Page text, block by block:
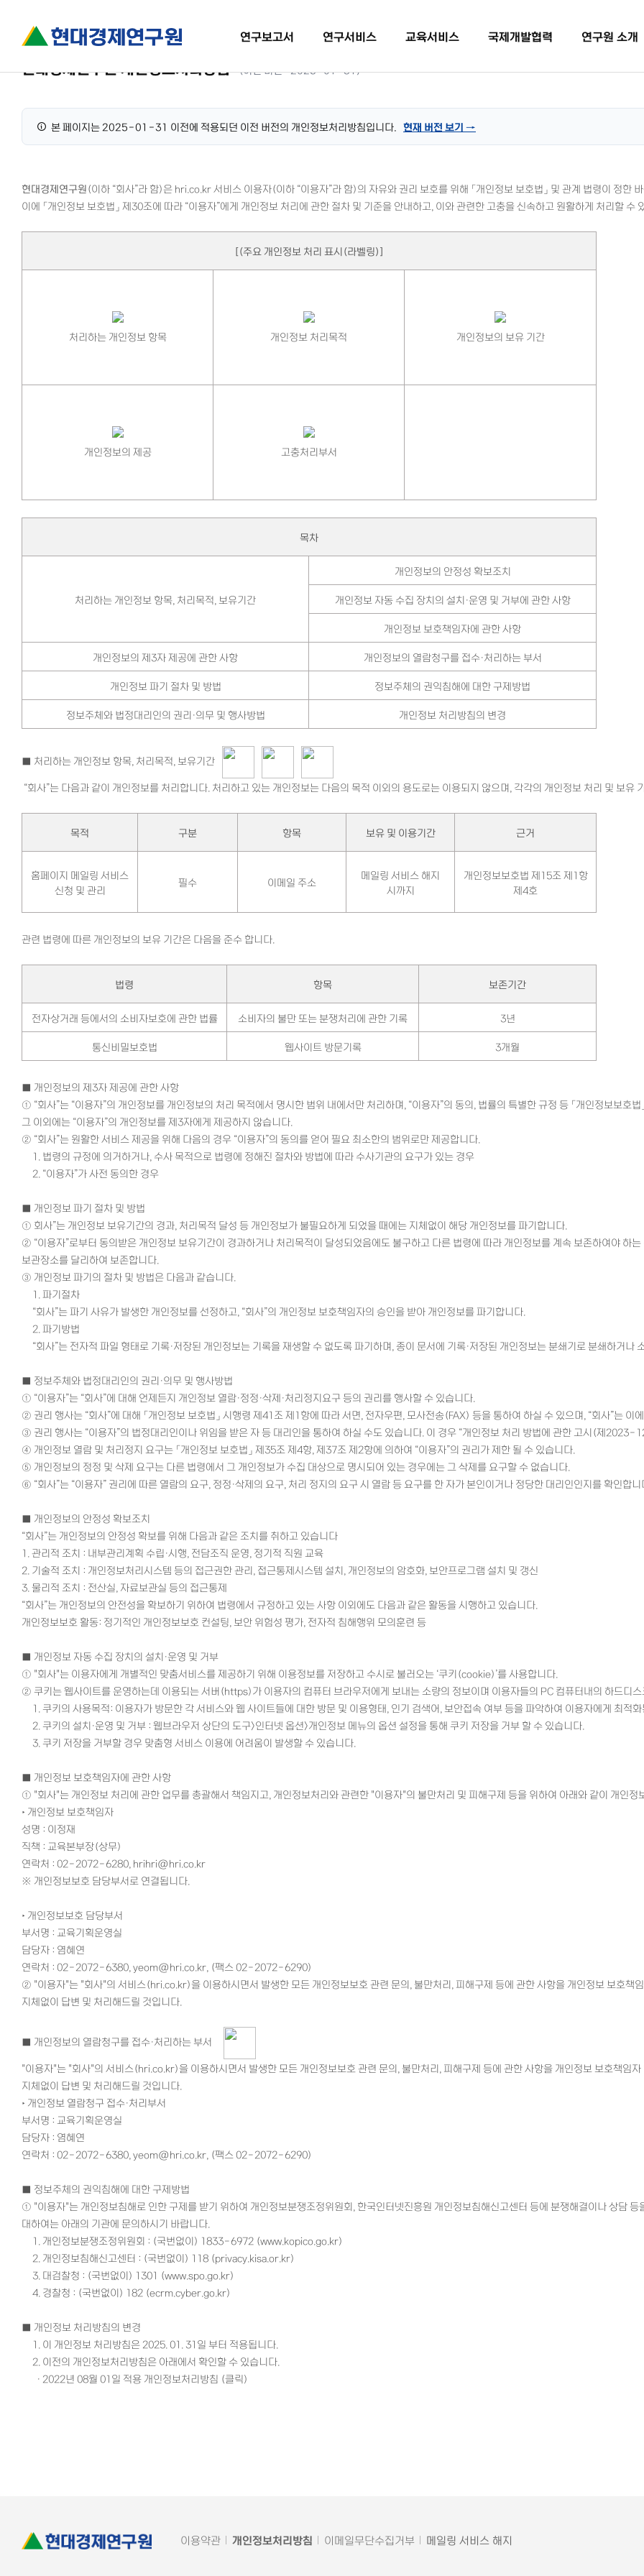
연구보고서 연구서비스 교육서비스 국제개발협력 연구원 소개
현대경제연구원 개인정보처리방침 (이전 버전·2025-01-31)
본 페이지는 2025-01-31 이전에 적용되던 이전 버전의 개인정보처리방침입니다. 현재 버전 보기 →
현대경제연구원(이하 “회사”라 함)은 hri.co.kr 서비스 이용자(이하 “이용자”라 함)의 자유와 권리 보호를 위해 「개인정보 보호법」 및 관계 법령이 정
이에 「개인정보 보호법」 제30조에 따라 “이용자”에게 개인정보 처리에 관한 절차 및 기준을 안내하고, 이와 관련한 고충을 신속하고 원활하게 처리할
[(주요 개인정보 처리 표시(라벨링)]
처리하는 개인정보 항목 개인정보 처리목적 개인정보의 보유 기간
개인정보의 제공 고충처리부서
목차
처리하는 개인정보 항목, 처리목적, 보유기간
개인정보의 안정성 확보조치
개인정보 자동 수집 장치의 설치·운영 및 거부에 관한 사항
개인정보 보호책임자에 관한 사항
개인정보의 제3자 제공에 관한 사항 개인정보의 열람청구를 접수·처리하는 부서
개인정보 파기 절차 및 방법 정보주체의 권익침해에 대한 구제방법
정보주체와 법정대리인의 권리·의무 및 행사방법 개인정보 처리방침의 변경
■ 처리하는 개인정보 항목, 처리목적, 보유기간
“회사”는 다음과 같이 개인정보를 처리합니다. 처리하고 있는 개인정보는 다음의 목적 이외의 용도로는 이용되지 않으며, 각각의 개인정보 처리 및 보유
목적 구분 항목 보유 및 이용기간 근거
홈페이지 메일링 서비스
신청 및 관리
필수 이메일 주소
메일링 서비스 해지
시까지
개인정보보호법 제15조 제1항
제4호
관련 법령에 따른 개인정보의 보유 기간은 다음을 준수 합니다.
법령 항목 보존기간
전자상거래 등에서의 소비자보호에 관한 법률 소비자의 불만 또는 분쟁처리에 관한 기록 3년
통신비밀보호법 웹사이트 방문기록 3개월
■ 개인정보의 제3자 제공에 관한 사항
① “회사”는 “이용자”의 개인정보를 개인정보의 처리 목적에서 명시한 범위 내에서만 처리하며, “이용자”의 동의, 법률의 특별한 규정 등 「개인정보보호
그 이외에는 “이용자”의 개인정보를 제3자에게 제공하지 않습니다.
② “회사”는 원활한 서비스 제공을 위해 다음의 경우 “이용자”의 동의를 얻어 필요 최소한의 범위로만 제공합니다.
1. 법령의 규정에 의거하거나, 수사 목적으로 법령에 정해진 절차와 방법에 따라 수사기관의 요구가 있는 경우
2. “이용자”가 사전 동의한 경우
■ 개인정보 파기 절차 및 방법
① 회사”는 개인정보 보유기간의 경과, 처리목적 달성 등 개인정보가 불필요하게 되었을 때에는 지체없이 해당 개인정보를 파기합니다.
② “이용자”로부터 동의받은 개인정보 보유기간이 경과하거나 처리목적이 달성되었음에도 불구하고 다른 법령에 따라 개인정보를 계속 보존하여야 하
보관장소를 달리하여 보존합니다.
③ 개인정보 파기의 절차 및 방법은 다음과 같습니다.
1. 파기절차
“회사”는 파기 사유가 발생한 개인정보를 선정하고, “회사”의 개인정보 보호책임자의 승인을 받아 개인정보를 파기합니다.
2 파기방법
“회사”는 전자적 파일 형태로 기록·저장된 개인정보는 기록을 재생할 수 없도록 파기하며, 종이 문서에 기록·저장된 개인정보는 분쇄기로 분쇄하거나
■ 정보주체와 법정대리인의 권리·의무 및 행사방법
① “이용자”는 “회사”에 대해 언제든지 개인정보 열람·정정·삭제·처리정지요구 등의 권리를 행사할 수 있습니다.
② 권리 행사는 “회사”에 대해 「개인정보 보호법」 시행령 제41조 제1항에 따라 서면, 전자우편, 모사전송(FAX) 등을 통하여 하실 수 있으며, “회사”는 이
③ 권리 행사는 “이용자”의 법정대리인이나 위임을 받은 자 등 대리인을 통하여 하실 수도 있습니다. 이 경우 “개인정보 처리 방법에 관한 고시(제2023-
④ 개인정보 열람 및 처리정지 요구는 「개인정보 보호법」 제35조 제4항, 제37조 제2항에 의하여 “이용자”의 권리가 제한 될 수 있습니다.
⑤ 개인정보의 정정 및 삭제 요구는 다른 법령에서 그 개인정보가 수집 대상으로 명시되어 있는 경우에는 그 삭제를 요구할 수 없습니다.
⑥ “회사”는 “이용자” 권리에 따른 열람의 요구, 정정·삭제의 요구, 처리 정지의 요구 시 열람 등 요구를 한 자가 본인이거나 정당한 대리인인지를 확인합니
■ 개인정보의 안정성 확보조치
“회사”는 개인정보의 안정성 확보를 위해 다음과 같은 조치를 취하고 있습니다
1. 관리적 조치 : 내부관리계획 수립·시행, 전담조직 운영, 정기적 직원 교육
2. 기술적 조치 : 개인정보처리시스템 등의 접근권한 관리, 접근통제시스템 설치, 개인정보의 암호화, 보안프로그램 설치 및 갱신
3. 물리적 조치 : 전산실, 자료보관실 등의 접근통제
“회사”는 개인정보의 안전성을 확보하기 위하여 법령에서 규정하고 있는 사항 이외에도 다음과 같은 활동을 시행하고 있습니다.
개인정보보호 활동: 정기적인 개인정보보호 컨설팅, 보안 위험성 평가, 전자적 침해행위 모의훈련 등
■ 개인정보 자동 수집 장치의 설치·운영 및 거부
① "회사"는 이용자에게 개별적인 맞춤서비스를 제공하기 위해 이용정보를 저장하고 수시로 불러오는 ‘쿠키(cookie)’를 사용합니다.
② 쿠키는 웹사이트를 운영하는데 이용되는 서버(https)가 이용자의 컴퓨터 브라우저에게 보내는 소량의 정보이며 이용자들의 PC 컴퓨터내의 하드디스
1. 쿠키의 사용목적: 이용자가 방문한 각 서비스와 웹 사이트들에 대한 방문 및 이용형태, 인기 검색어, 보안접속 여부 등을 파악하여 이용자에게 최적
2. 쿠키의 설치·운영 및 거부 : 웹브라우저 상단의 도구>인터넷 옵션>개인정보 메뉴의 옵션 설정을 통해 쿠키 저장을 거부 할 수 있습니다.
3. 쿠키 저장을 거부할 경우 맞춤형 서비스 이용에 어려움이 발생할 수 있습니다.
■ 개인정보 보호책임자에 관한 사항
① "회사"는 개인정보 처리에 관한 업무를 총괄해서 책임지고, 개인정보처리와 관련한 "이용자"의 불만처리 및 피해구제 등을 위하여 아래와 같이 개인정
‣ 개인정보 보호책임자
성명 : 이정재
직책 : 교육본부장(상무)
연락처 : 02-2072-6280, hrihri@hri.co.kr
※ 개인정보보호 담당부서로 연결됩니다.
‣ 개인정보보호 담당부서
부서명 : 교육기획운영실
담당자 : 염혜연
연락처 : 02-2072-6380, yeom@hri.co.kr, (팩스 02-2072-6290)
② "이용자"는 "회사"의 서비스(hri.co.kr)을 이용하시면서 발생한 모든 개인정보보호 관련 문의, 불만처리, 피해구제 등에 관한 사항을 개인정보 보호책
지체없이 답변 및 처리해드릴 것입니다.
■ 개인정보의 열람청구를 접수·처리하는 부서
"이용자"는 "회사"의 서비스(hri.co.kr)을 이용하시면서 발생한 모든 개인정보보호 관련 문의, 불만처리, 피해구제 등에 관한 사항을 개인정보 보호책임
지체없이 답변 및 처리해드릴 것입니다.
‣ 개인정보 열람청구 접수·처리부서
부서명 : 교육기획운영실
담당자 : 염혜연
연락처 : 02-2072-6380, yeom@hri.co.kr, (팩스 02-2072-6290)
■ 정보주체의 권익침해에 대한 구제방법
① "이용자"는 개인정보침해로 인한 구제를 받기 위하여 개인정보분쟁조정위원회, 한국인터넷진흥원 개인정보침해신고센터 등에 분쟁해결이나 상담
대하여는 아래의 기관에 문의하시기 바랍니다.
1. 개인정보분쟁조정위원회 : (국번없이) 1833-6972 (www.kopico.go.kr)
2. 개인정보침해신고센터 : (국번없이) 118 (privacy.kisa.or.kr)
3. 대검찰청 : (국번없이) 1301 (www.spo.go.kr)
4. 경찰청 : (국번없이) 182 (ecrm.cyber.go.kr)
■ 개인정보 처리방침의 변경
1. 이 개인정보 처리방침은 2025. 01. 31일 부터 적용됩니다.
2. 이전의 개인정보처리방침은 아래에서 확인할 수 있습니다.
· 2022년 08월 01일 적용 개인정보처리방침 (클릭)
이용약관 개인정보처리방침 이메일무단수집거부 메일링 서비스 해지